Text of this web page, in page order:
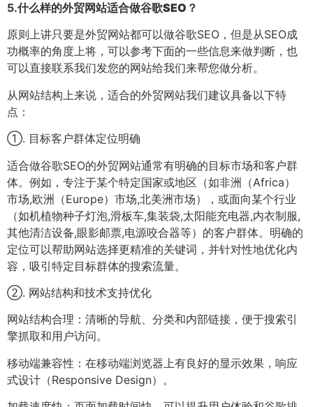
5.什么样的外贸网站适合做谷歌SEO？
原则上讲只要是外贸网站都可以做谷歌SEO，但是从SEO成
功概率的角度上将，可以参考下面的一些信息来做判断，也
可以直接联系我们发您的网站给我们来帮您做分析。
从网站结构上来说，适合的外贸网站我们建议具备以下特
点：
①. 目标客户群体定位明确
适合做谷歌SEO的外贸网站通常有明确的目标市场和客户群
体。例如，专注于某个特定国家或地区（如非洲（Africa）
市场,欧洲（Europe）市场,北美洲市场），或面向某个行业
（如机植物种子灯泡,滑板车,集装袋,太阳能充电器,内衣制服,
其他清洁设备,眼影邮票,电源咬合器等）的客户群体。明确的
定位可以帮助网站选择更精准的关键词，并针对性地优化内
容，吸引特定目标群体的搜索流量。
②. 网站结构和技术支持优化
网站结构合理：清晰的导航、分类和内部链接，便于搜索引
擎抓取和用户访问。
移动端兼容性：在移动端浏览器上有良好的显示效果，响应
式设计（Responsive Design）。